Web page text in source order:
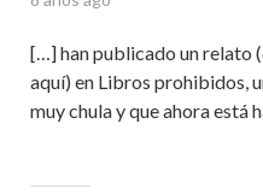
[…] han publicado un relato
aquí) en Libros prohibidos,
muy chula y que ahora está